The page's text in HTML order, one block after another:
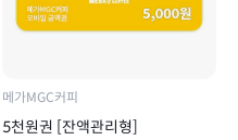
메가MGC커피
5천원권 [잔액관리형]